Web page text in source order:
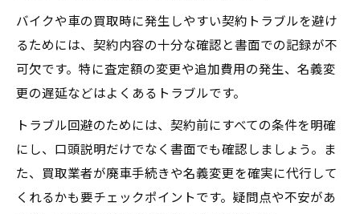
バイクや車の買取時に発生しやすい契約トラブルを避け
るためには、契約内容の十分な確認と書面での記録が不
可欠です。特に査定額の変更や追加費用の発生、名義変
更の遅延などはよくあるトラブルです。
トラブル回避のためには、契約前にすべての条件を明確
にし、口頭説明だけでなく書面でも確認しましょう。ま
た、買取業者が廃車手続きや名義変更を確実に代行して
くれるかも要チェックポイントです。疑問点や不安があ